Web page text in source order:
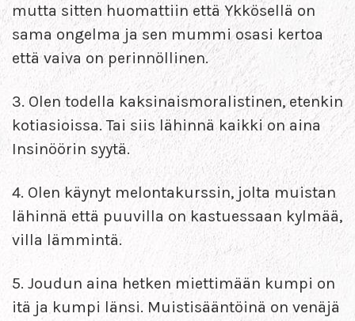
mutta sitten huomattiin että Ykkösellä on
sama ongelma ja sen mummi osasi kertoa
että vaiva on perinnöllinen.
3. Olen todella kaksinaismoralistinen, etenkin
kotiasioissa. Tai siis lähinnä kaikki on aina
Insinöörin syytä.
4. Olen käynyt melontakurssin, jolta muistan
lähinnä että puuvilla on kastuessaan kylmää,
villa lämmintä.
5. Joudun aina hetken miettimään kumpi on
itä ja kumpi länsi. Muistisääntöinä on venäjä